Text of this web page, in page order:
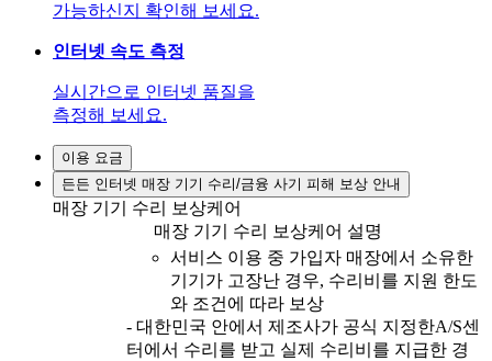
가능하신지 확인해 보세요.
인터넷 속도 측정
실시간으로 인터넷 품질을
측정해 보세요.
이용 요금
든든 인터넷 매장 기기 수리/금융 사기 피해 보상 안내
매장 기기 수리 보상케어
매장 기기 수리 보상케어 설명
서비스 이용 중 가입자 매장에서 소유한
기기가 고장난 경우, 수리비를 지원 한도
와 조건에 따라 보상
- 대한민국 안에서 제조사가 공식 지정한A/S센
터에서 수리를 받고 실제 수리비를 지급한 경